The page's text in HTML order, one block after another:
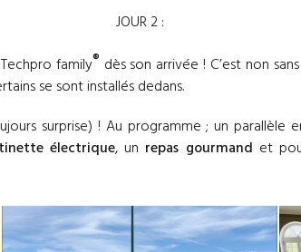
JOUR 2 :
family® dès son arrivée ! C’est non
se sont installés dedans.
surprise) ! Au programme ; un parallèle
électrique, un repas gourmand et